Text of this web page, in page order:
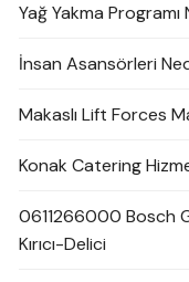
Yağ Yakma Programı
İnsan Asansörleri
Makaslı Lift Forces
Konak Catering
0611266000 Bosch
Kırıcı-Delici